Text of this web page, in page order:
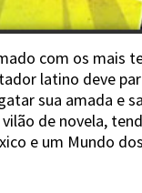
com os mais
latino deve
sua amada e
de novela,
e um Mundo